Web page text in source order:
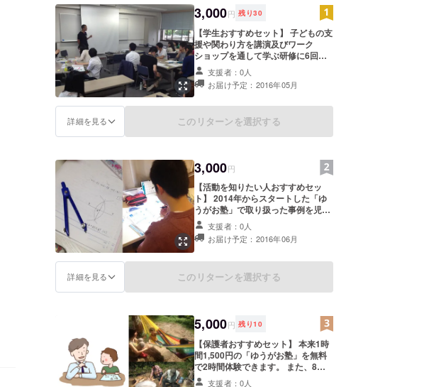
課題を学んでいく。2013年に「任意団体 まちづくりLAB」
を設立、2015年5月にNPO法人格を取得。
3,000円 残り30
【学生おすすめセット】 子どもの支
援や関わり方を講演及びワーク
ショップを通して学ぶ研修に6回参
加できます。毎月１回開催予定で、
本来は参加費を500円頂きます。 研
修の内容例 ・現役の教員や福祉従事
ケースワーク ・教育、福祉をテーマ
としたワールドカフェ 第１回 ・日
所 福岡市市民福祉プラザ(ふくふく
プラザ） ・講師 “あなたにだから
できる関わり方を知ろう”
講師：NPO法人まちづくりLAB理事
長 永田充 第２回以降の予定 ・日
時 毎月第３ or ４日曜の18：30～
・場所 福岡市市民福祉プラザ(ふく
ふくプラザ） or 福岡市中央市民
ラー・中学校教諭・福祉施設従事
者・ゆうがお塾訪問支援員 など
支援者：0人
お届け予定：2016年05月
詳細を見る このリターンを選択する
3,000円
【活動を知りたい人おすすめセッ
ト】 2014年からスタートした「ゆ
うがお塾」で取り扱った事例を児童
福祉の促進のためにまとめた報告書
です。 （2014/10～2016/5を監修予
定） 教育現場、福祉現場等で活用し
の情報公開となります。
支援者：0人
お届け予定：2016年06月
詳細を見る このリターンを選択する
5,000円 残り10
【保護者おすすめセット】 本来1時
間1,500円の「ゆうがお塾」を無料
で2時間体験できます。 また、8月
開催予定の当法人の１泊２日のサ
支援者：0人